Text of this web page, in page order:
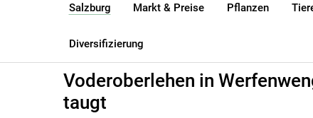
Salzburg
(current)1
Markt & Preise Pflanzen
Diversifizierung
LK Salzburg Salzburg
Voderoberlehen in
taugt